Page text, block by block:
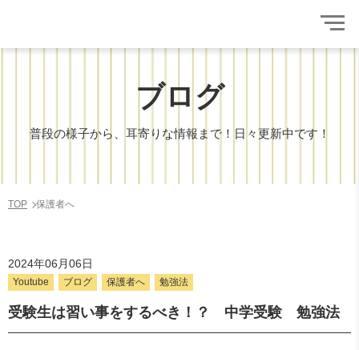
ブログ
普段の様子から、耳寄りな情報まで！日々更新中です！
TOP 保護者へ
2024年06月06日
Youtube ブログ 保護者へ 勉強法
受験生は習い事をするべき！？ 中学受験 勉強法